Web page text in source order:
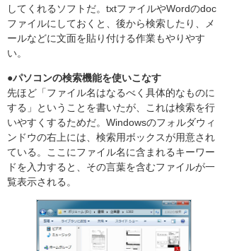
してくれるソフトだ。txtファイルやWordのdoc
ファイルにしておくと、後から検索したり、メ
ールなどに文面を貼り付ける作業もやりやす
い。
●パソコンの検索機能を使いこなす
先ほど「ファイル名はなるべく具体的なものに
する」ということを書いたが、これは検索を行
いやすくするためだ。Windowsのフォルダウィ
ンドウの右上には、検索用ボックスが用意され
ている。ここにファイル名に含まれるキーワー
ドを入力すると、その言葉を含むファイルが一
覧表示される。